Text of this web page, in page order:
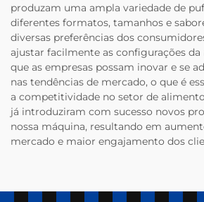
produzam uma ampla variedade de
diferentes formatos, tamanhos e
diversas preferências dos
ajustar facilmente as configurações
que as empresas possam inovar e se
nas tendências de mercado, o que é
a competitividade no setor de
já introduziram com sucesso novos
nossa máquina, resultando em
mercado e maior engajamento dos